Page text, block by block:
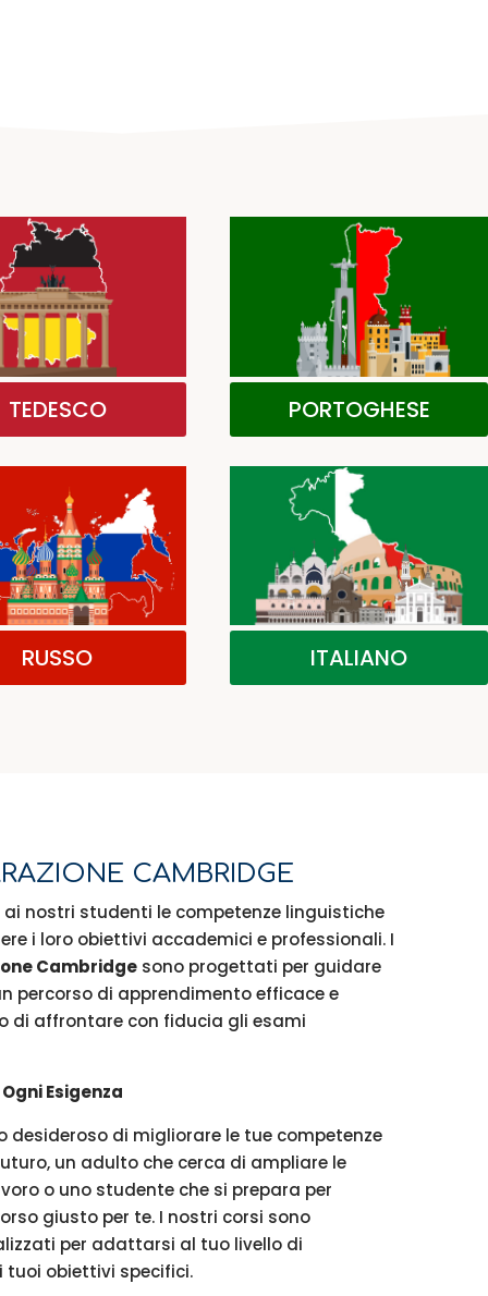
TEDESCO PORTOGHESE
RUSSO ITALIANO
CAMBRIDGE
nostri studenti le competenze linguistiche
i loro obiettivi accademici e professionali. I
Cambridge sono progettati per guidare
percorso di apprendimento efficace e
di affrontare con fiducia gli esami
Esigenza
desideroso di migliorare le tue competenze
un adulto che cerca di ampliare le
o uno studente che si prepara per
giusto per te. I nostri corsi sono
per adattarsi al tuo livello di
obiettivi specifici.